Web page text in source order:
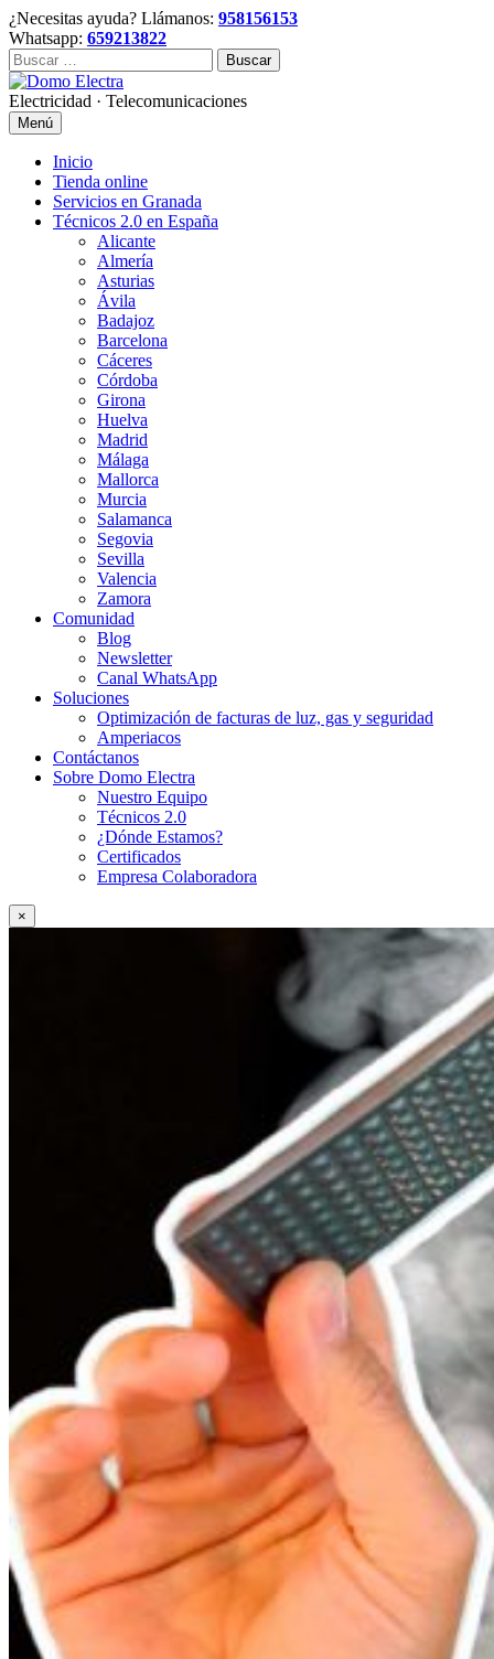
Skip
to
content
¿Necesitas ayuda? Llámanos: 958156153
Whatsapp: 659213822
Buscar:
Electricidad · Telecomunicaciones
Menú
Inicio
Tienda online
Servicios en Granada
Técnicos 2.0 en España
Alicante
Almería
Asturias
Ávila
Badajoz
Barcelona
Cáceres
Córdoba
Girona
Huelva
Madrid
Málaga
Mallorca
Murcia
Salamanca
Segovia
Sevilla
Valencia
Zamora
Comunidad
Blog
Newsletter
Canal WhatsApp
Soluciones
Optimización de facturas de luz, gas y seguridad
Amperiacos
Contáctanos
Sobre Domo Electra
Nuestro Equipo
Técnicos 2.0
¿Dónde Estamos?
Certificados
Empresa Colaboradora
×